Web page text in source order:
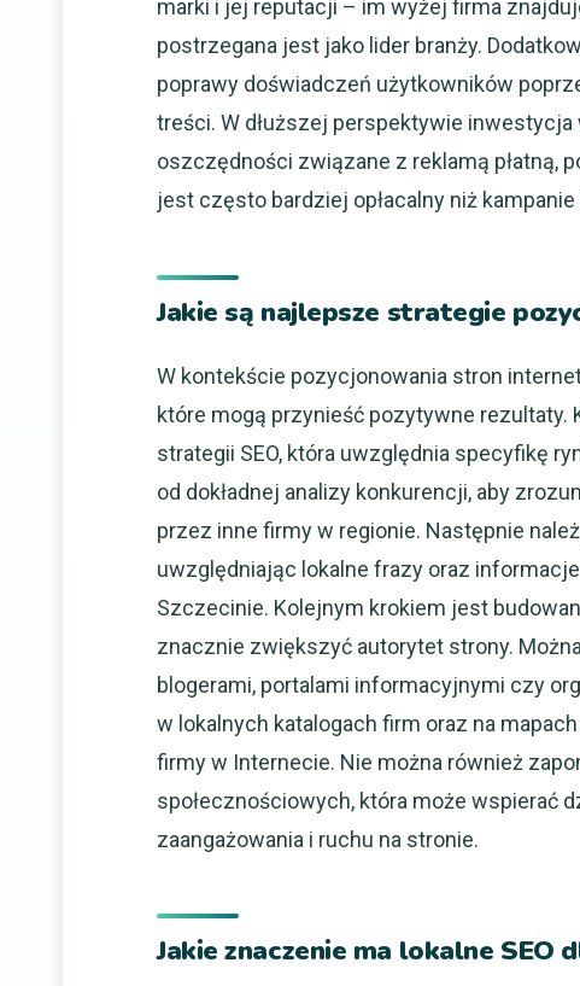
marki i jej reputacji – im wyżej firma
postrzegana jest jako lider branży.
poprawy doświadczeń użytkowników
treści. W dłuższej perspektywie
oszczędności związane z reklamą płatną,
jest często bardziej opłacalny niż kampanie
Jakie są najlepsze strategie
W kontekście pozycjonowania stron
które mogą przynieść pozytywne
strategii SEO, która uwzględnia specyfikę
od dokładnej analizy konkurencji, aby
przez inne firmy w regionie. Następnie
uwzględniając lokalne frazy oraz
Szczecinie. Kolejnym krokiem jest
znacznie zwiększyć autorytet strony.
blogerami, portalami informacyjnymi czy
w lokalnych katalogach firm oraz na
firmy w Internecie. Nie można również
społecznościowych, która może wspierać
zaangażowania i ruchu na stronie.
Jakie znaczenie ma lokalne SEO